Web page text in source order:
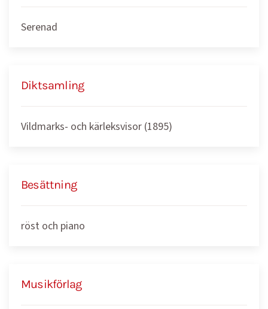
Serenad
Diktsamling
Vildmarks- och kärleksvisor (1895)
Besättning
röst och piano
Musikförlag